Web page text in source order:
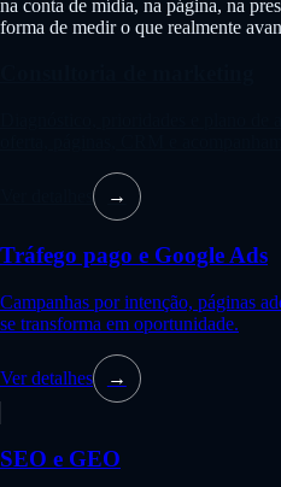
na conta de mídia, na página, na
forma de medir o que realmente
→
Tráfego pago e Google Ads
Campanhas por intenção, páginas
se transforma em oportunidade.
Ver detalhes →
SEO e GEO